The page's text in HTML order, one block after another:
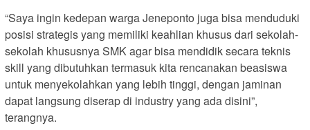
“Saya ingin kedepan warga Jeneponto juga bisa menduduki
posisi strategis yang memiliki keahlian khusus dari sekolah-
sekolah khususnya SMK agar bisa mendidik secara teknis
skill yang dibutuhkan termasuk kita rencanakan beasiswa
untuk menyekolahkan yang lebih tinggi, dengan jaminan
dapat langsung diserap di industry yang ada disini”,
terangnya.